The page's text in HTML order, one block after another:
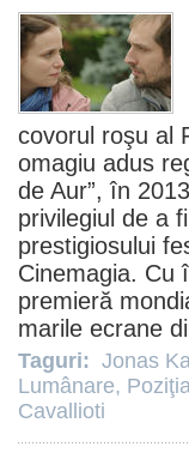
covorul roşu al
omagiu adus
de Aur”, în
privilegiul de a
prestigiosului
Cinemagia. Cu
premieră
marile ecrane
Taguri: Jonas
Lumânare,
Cavallioti